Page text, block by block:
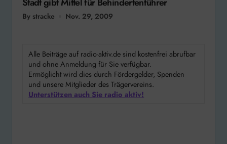
By stracke Nov. 29, 2009
Alle Beiträge auf radio-aktiv.de sind kostenfrei abrufbar
und ohne Anmeldung für Sie verfügbar.
Ermöglicht wird dies durch Fördergelder, Spenden
und unsere Mitglieder des Trägervereins.
Unterstützen auch Sie radio aktiv!